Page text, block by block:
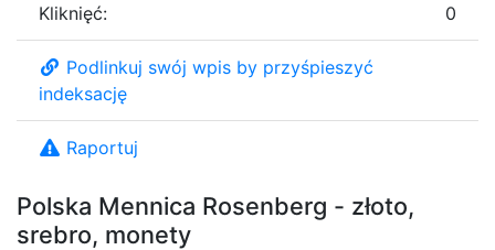
Polska Mennica Rosenberg - złoto,
srebro, monety
Kliknięć: 0
Podlinkuj swój wpis by przyśpieszyć
indeksację
Raportuj